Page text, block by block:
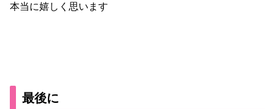
本当に嬉しく思います
最後に